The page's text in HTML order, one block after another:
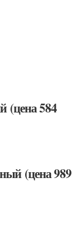
(цена 584
(цена 989